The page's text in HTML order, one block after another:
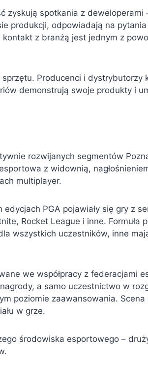
zyskują spotkania z deweloperami
produkcji, odpowiadają na
z branżą jest jednym z
Producenci i dystrybutorzy
demonstrują swoje produkty i
rozwijanych segmentów
z widownią,
multiplayer.
PGA pojawiały się gry z
Rocket League i inne. Formuła
wszystkich uczestników, inne
we współpracy z federacjami
a samo uczestnictwo w
poziomie zaawansowania.
w grze.
środowiska esportowego –